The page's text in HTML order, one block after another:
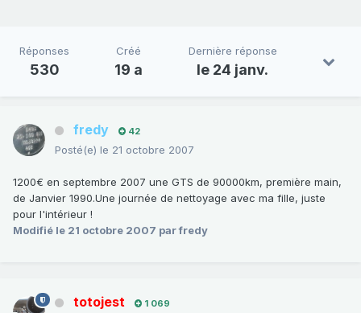
Réponses
530
Créé
19 a
Dernière réponse
le 24 janv.
fredy 42
Posté(e) le 21 octobre 2007
1200€ en septembre 2007 une GTS de 90000km, première main,
de Janvier 1990.Une journée de nettoyage avec ma fille, juste
pour l'intérieur !
Modifié le 21 octobre 2007 par fredy
totojest 1 069